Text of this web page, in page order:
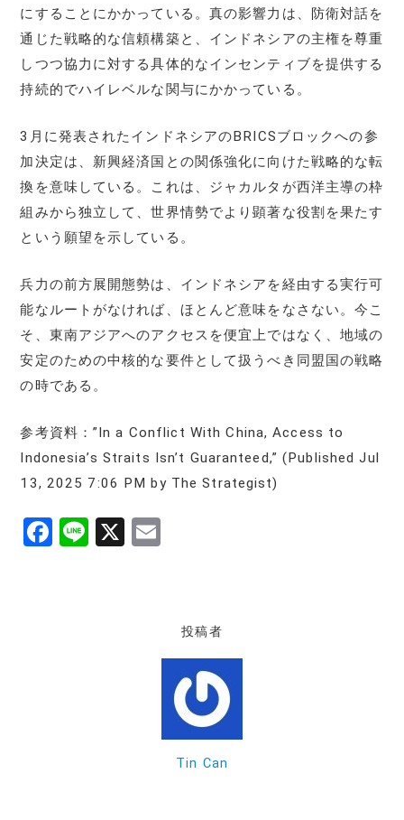
にすることにかかっている。真の影響力は、防衛対話を
通じた戦略的な信頼構築と、インドネシアの主権を尊重
しつつ協力に対する具体的なインセンティブを提供する
持続的でハイレベルな関与にかかっている。
3月に発表されたインドネシアのBRICSブロックへの参
加決定は、新興経済国との関係強化に向けた戦略的な転
換を意味している。これは、ジャカルタが西洋主導の枠
組みから独立して、世界情勢でより顕著な役割を果たす
という願望を示している。
兵力の前方展開態勢は、インドネシアを経由する実行可
能なルートがなければ、ほとんど意味をなさない。今こ
そ、東南アジアへのアクセスを便宜上ではなく、地域の
安定のための中核的な要件として扱うべき同盟国の戦略
の時である。
参考資料：”In a Conflict With China, Access to
Indonesia’s Straits Isn’t Guaranteed,” (Published Jul
13, 2025 7:06 PM by The Strategist)
F
Li X
投稿者
Tin Can